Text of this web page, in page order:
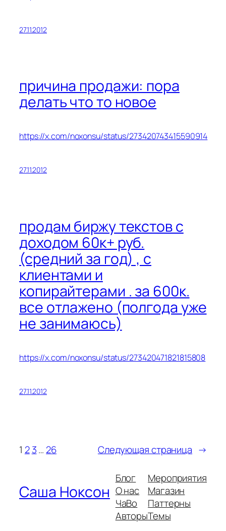
27.11.2012
причина продажи: пора
делать что то новое
https://x.com/noxonsu/status/273420743415590914
27.11.2012
продам биржу текстов с
доходом 60к+ руб.
(средний за год) , с
клиентами и
копирайтерами . за 600к.
все отлажено (полгода уже
не занимаюсь)
https://x.com/noxonsu/status/273420471821815808
27.11.2012
1 2 3… 26 Следующая страница →
Саша Ноксон
Блог
О нас
ЧаВо
Авторы
Мероприятия
Магазин
Паттерны
Темы